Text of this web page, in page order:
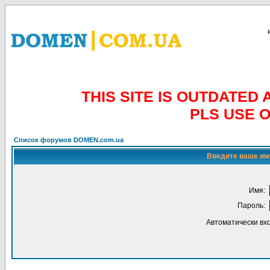
THIS SITE IS OUTDATED
PLS USE
Список форумов DOMEN.com.ua
Введите ваше
Имя:
Пароль:
Автоматически